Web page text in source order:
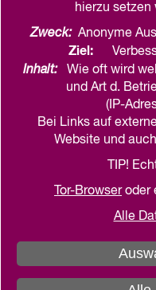
hierzu setzen
Zweck: Anonyme
Ziel:
Inhalt: Wie oft wird
und Art d.
(IP-
Bei Links auf
Website und
TIP!
Tor-Browseroder
Alle